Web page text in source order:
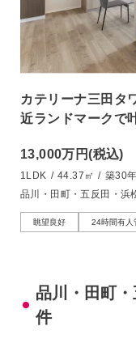
カテリーナ三田タ
近ランドマークで
13,000万円(税込)
1LDK / 44.37㎡ / 築30
品川・田町・五反田・浜
眺望良好 24時間有人
品川・田町
件